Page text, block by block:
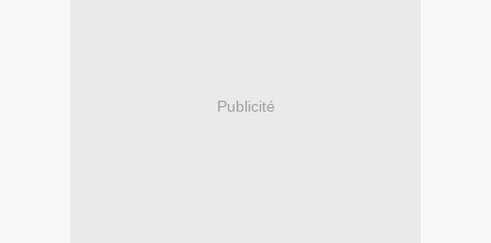
Publicité